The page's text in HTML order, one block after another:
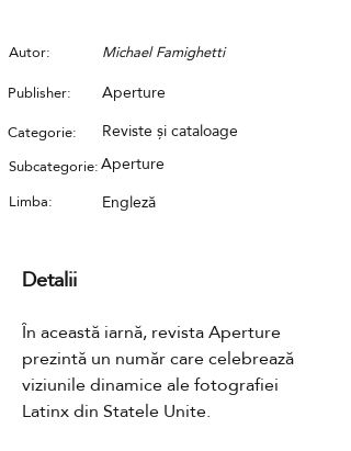
Autor: Michael Famighetti
Publisher: Aperture
Categorie: Reviste și cataloage
Subcategorie:Aperture
Limba: Engleză
Detalii
În această iarnă, revista Aperture
prezintă un număr care celebrează
viziunile dinamice ale fotografiei
Latinx din Statele Unite.